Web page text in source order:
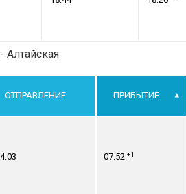
Алтайская
ОТПРАВЛЕНИЕ ПРИБЫТИЕ
07:52 +1